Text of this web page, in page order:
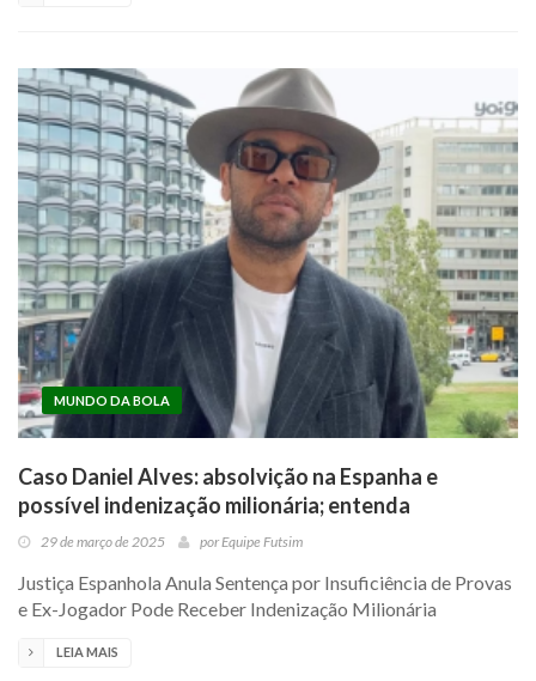
MUNDO DA BOLA
Caso Daniel Alves: absolvição na Espanha e
possível indenização milionária; entenda
29 de março de 2025 porEquipe Futsim
Justiça Espanhola Anula Sentença por Insuficiência de Provas
e Ex-Jogador Pode Receber Indenização Milionária
LEIA MAIS